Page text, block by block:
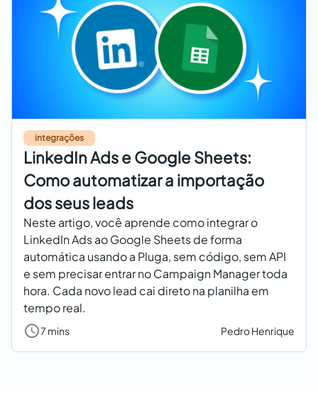
integrações
LinkedIn Ads e Google Sheets:
Como automatizar a importação
dos seus leads
Neste artigo, você aprende como integrar o
LinkedIn Ads ao Google Sheets de forma
automática usando a Pluga, sem código, sem API
e sem precisar entrar no Campaign Manager toda
hora. Cada novo lead cai direto na planilha em
tempo real.
7 mins Pedro Henrique